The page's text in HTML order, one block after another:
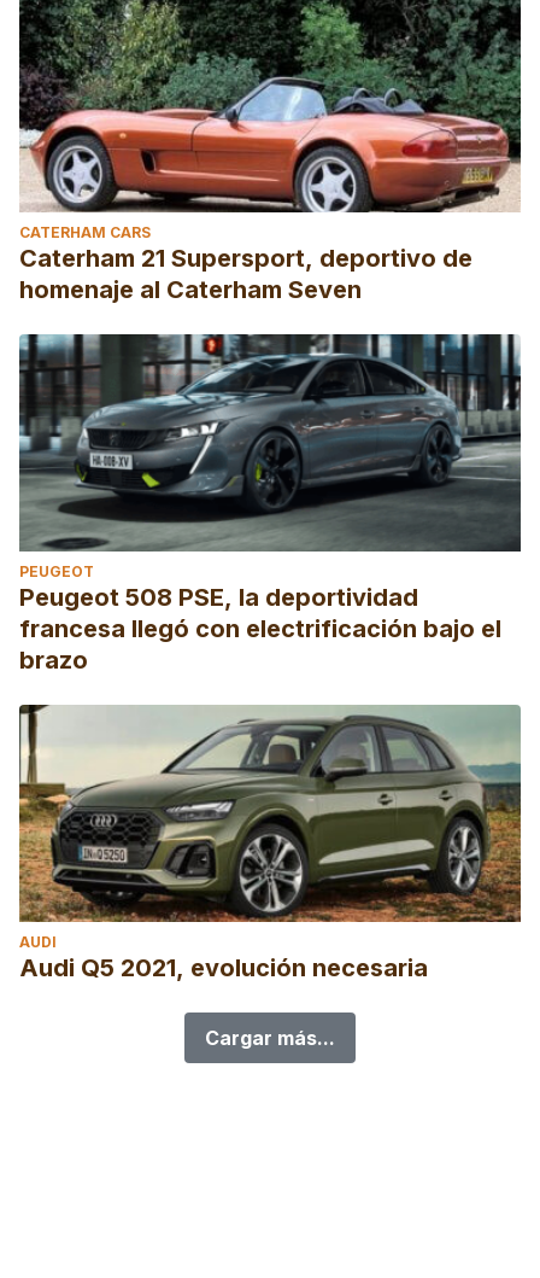
CATERHAM CARS
Caterham 21 Supersport, deportivo de
homenaje al Caterham Seven
PEUGEOT
Peugeot 508 PSE, la deportividad
francesa llegó con electrificación bajo el
brazo
AUDI
Audi Q5 2021, evolución necesaria
Cargar más...